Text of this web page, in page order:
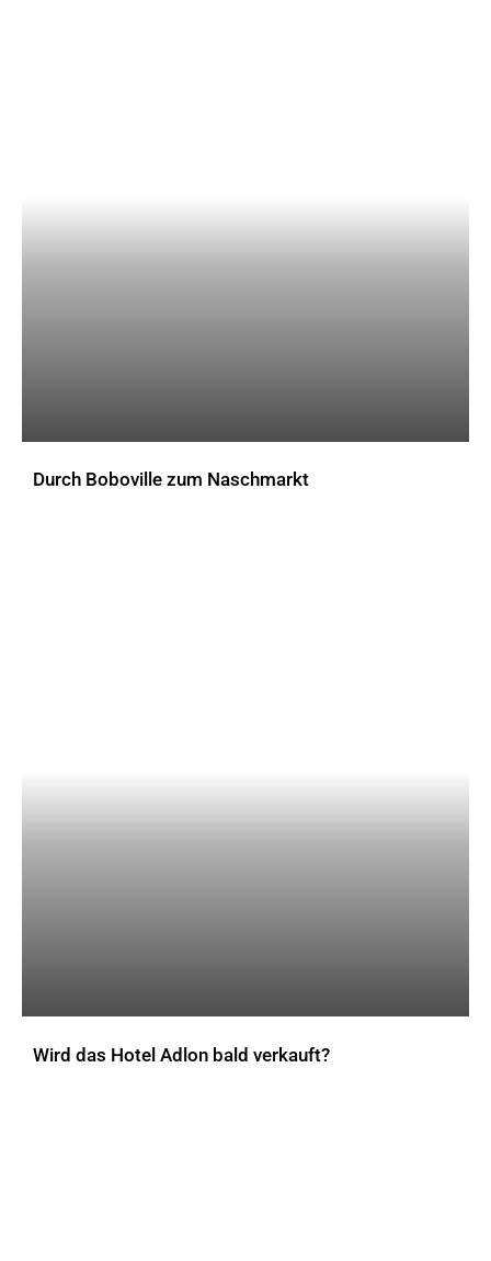
Durch Boboville zum Naschmarkt
Wird das Hotel Adlon bald verkauft?